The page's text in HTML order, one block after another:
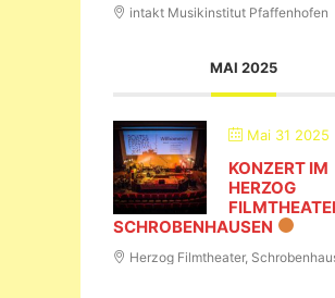
intakt Musikinstitut Pfaffenhofen
MAI 2025
Mai 31 2025
KONZERT IM
HERZOG
SCHROBENHAUSEN
Herzog Filmtheater,